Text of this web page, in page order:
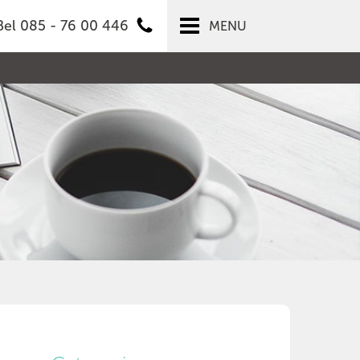
085 - 76 00 446 MENU